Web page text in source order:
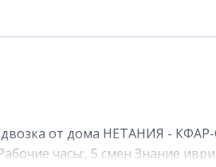
от дома НЕТАНИЯ - КФАР-
часы:, 5 смен Знание